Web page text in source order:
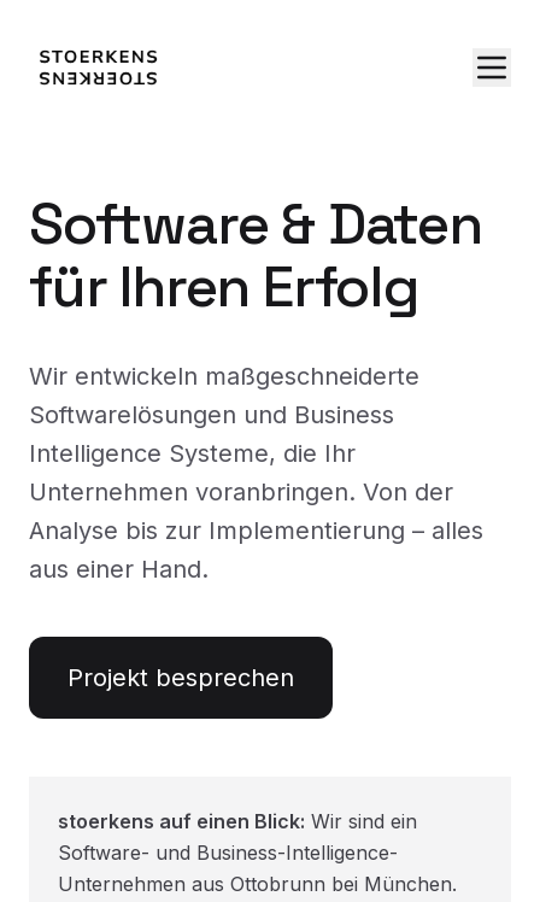
Software & Daten
für Ihren Erfolg
Wir entwickeln maßgeschneiderte
Softwarelösungen und Business
Intelligence Systeme, die Ihr
Unternehmen voranbringen. Von der
Analyse bis zur Implementierung – alles
aus einer Hand.
Projekt besprechen
stoerkens auf einen Blick: Wir sind ein
Software- und Business-Intelligence-
Unternehmen aus Ottobrunn bei München.